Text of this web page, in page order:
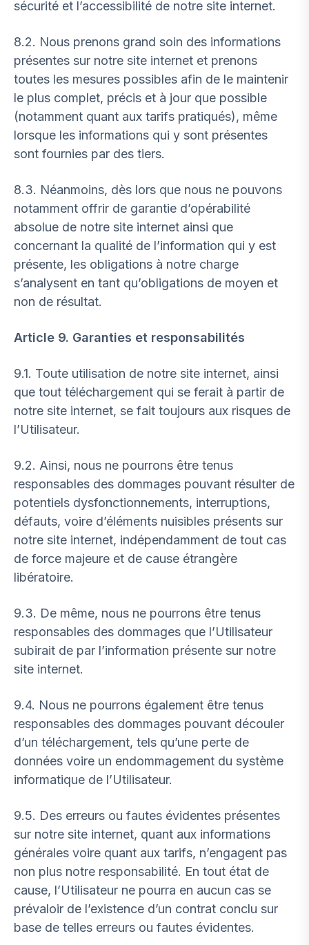
sécurité et l’accessibilité de notre site internet.
8.2. Nous prenons grand soin des informations
présentes sur notre site internet et prenons
toutes les mesures possibles afin de le maintenir
le plus complet, précis et à jour que possible
(notamment quant aux tarifs pratiqués), même
lorsque les informations qui y sont présentes
sont fournies par des tiers.
8.3. Néanmoins, dès lors que nous ne pouvons
notamment offrir de garantie d’opérabilité
absolue de notre site internet ainsi que
concernant la qualité de l’information qui y est
présente, les obligations à notre charge
s’analysent en tant qu’obligations de moyen et
non de résultat.
Article 9. Garanties et responsabilités
9.1. Toute utilisation de notre site internet, ainsi
que tout téléchargement qui se ferait à partir de
notre site internet, se fait toujours aux risques de
l’Utilisateur.
9.2. Ainsi, nous ne pourrons être tenus
responsables des dommages pouvant résulter de
potentiels dysfonctionnements, interruptions,
défauts, voire d’éléments nuisibles présents sur
notre site internet, indépendamment de tout cas
de force majeure et de cause étrangère
libératoire.
9.3. De même, nous ne pourrons être tenus
responsables des dommages que l’Utilisateur
subirait de par l’information présente sur notre
site internet.
9.4. Nous ne pourrons également être tenus
responsables des dommages pouvant découler
d’un téléchargement, tels qu’une perte de
données voire un endommagement du système
informatique de l’Utilisateur.
9.5. Des erreurs ou fautes évidentes présentes
sur notre site internet, quant aux informations
générales voire quant aux tarifs, n’engagent pas
non plus notre responsabilité. En tout état de
cause, l’Utilisateur ne pourra en aucun cas se
prévaloir de l’existence d’un contrat conclu sur
base de telles erreurs ou fautes évidentes.